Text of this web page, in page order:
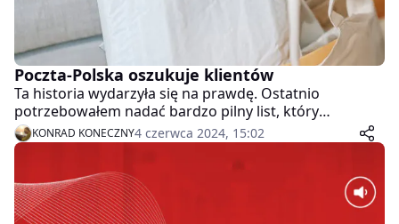
Poczta-Polska oszukuje klientów
Ta historia wydarzyła się na prawdę. Ostatnio
potrzebowałem nadać bardzo pilny list, który
chciałem, aby dotarł jak najszybciej. Oczywiście
nadałem w godzinach porannych jako polecony
KONRAD KONECZNY4 czerwca 2024, 15:02